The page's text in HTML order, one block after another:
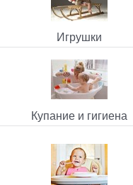
Игрушки
Купание и гигиена